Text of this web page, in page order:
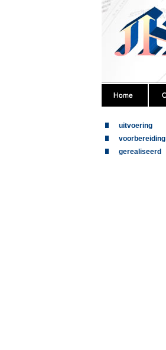
uitvoering
voorbereiding
gerealiseerd